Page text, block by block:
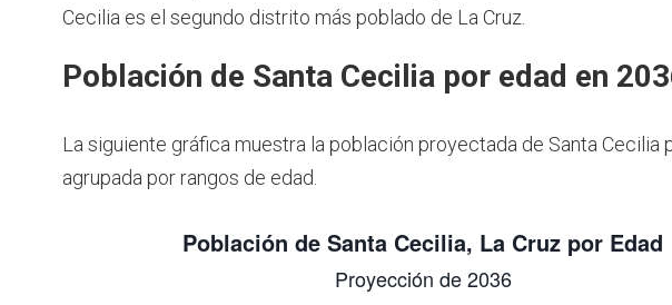
Cecilia es el segundo distrito más poblado de La Cruz.
Población de Santa Cecilia por edad en
La siguiente gráfica muestra la población proyectada de Santa Cecilia
agrupada por rangos de edad.